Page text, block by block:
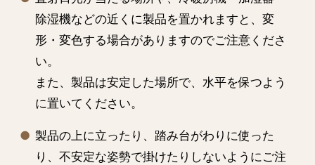
除湿機などの近くに製品を置かれますと、変
形・変色する場合がありますのでご注意くださ
い。
また、製品は安定した場所で、水平を保つよう
に置いてください。
製品の上に立ったり、踏み台がわりに使った
り、不安定な姿勢で掛けたりしないようにご注